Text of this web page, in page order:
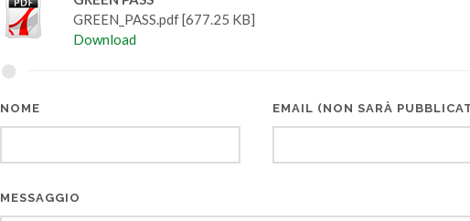
GREEN_PASS.pdf [677.25 KB]
Download
NOME EMAIL (NON SARÀ
MESSAGGIO